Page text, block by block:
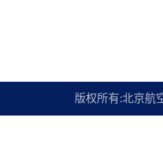
版权所有:北京航